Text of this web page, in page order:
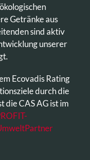
Getränke aus
sind aktiv
unserer
Ecovadis Rating
durch die
die CAS AG ist im